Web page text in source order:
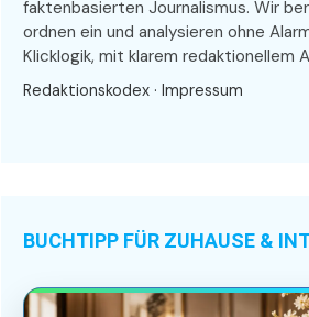
faktenbasierten Journalismus. Wir
ordnen ein und analysieren ohne
Klicklogik, mit klarem redaktionellem
Redaktionskodex · Impressum
BUCHTIPP FÜR ZUHAUSE &